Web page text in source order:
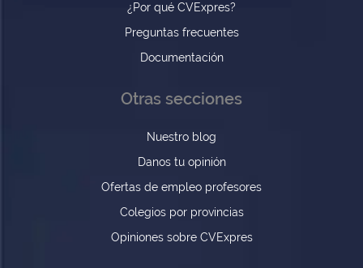
¿Por qué CVExpres?
Preguntas frecuentes
Documentación
Otras secciones
Nuestro blog
Danos tu opinión
Ofertas de empleo profesores
Colegios por provincias
Opiniones sobre CVExpres